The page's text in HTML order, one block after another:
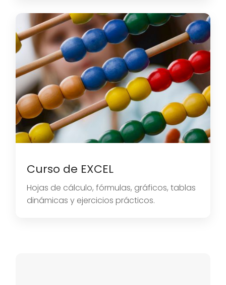
Curso de EXCEL
Hojas de cálculo, fórmulas, gráficos, tablas
dinámicas y ejercicios prácticos.